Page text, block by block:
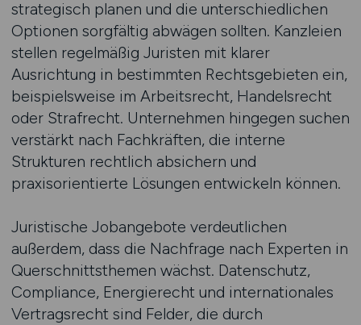
strategisch planen und die unterschiedlichen
Optionen sorgfältig abwägen sollten. Kanzleien
stellen regelmäßig Juristen mit klarer
Ausrichtung in bestimmten Rechtsgebieten ein,
beispielsweise im Arbeitsrecht, Handelsrecht
oder Strafrecht. Unternehmen hingegen suchen
verstärkt nach Fachkräften, die interne
Strukturen rechtlich absichern und
praxisorientierte Lösungen entwickeln können.
Juristische Jobangebote verdeutlichen
außerdem, dass die Nachfrage nach Experten in
Querschnittsthemen wächst. Datenschutz,
Compliance, Energierecht und internationales
Vertragsrecht sind Felder, die durch